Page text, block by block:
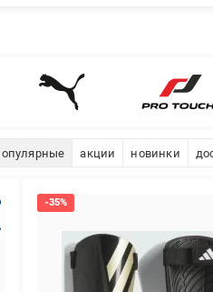
акции новинки